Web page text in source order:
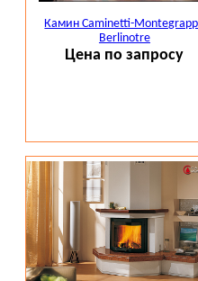
Камин Caminetti-
Berlinotre
Цена по запросу